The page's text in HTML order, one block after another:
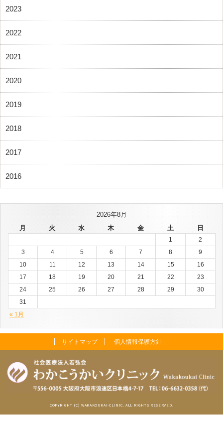
2023
2022
2021
2020
2019
2018
2017
2016
2026年8月
月
火 水 木 金 土 日
« 1月
1
2
3
4 5 6 7 8
9
10
11 12 13 14 15
16
17
18 19 20 21 22
23
24
25 26 27 28 29
30
31
サイトマップ 個人情報保護方針
COPYRIGHT (C) WAKAKOUKAI-CLINIC. ALL RIGHTS RESERVED.